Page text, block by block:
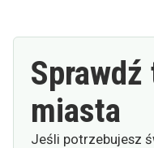
miasta
Jeśli potrzebujesz